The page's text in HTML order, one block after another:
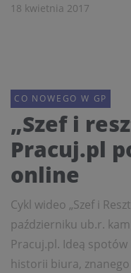
18 kwietnia 2017
CO NOWEGO W GP
„Szef i
Pracuj.pl
online
Cykl wideo „Szef i
październiku ub.r.
Pracuj.pl. Ideą
historii biura,